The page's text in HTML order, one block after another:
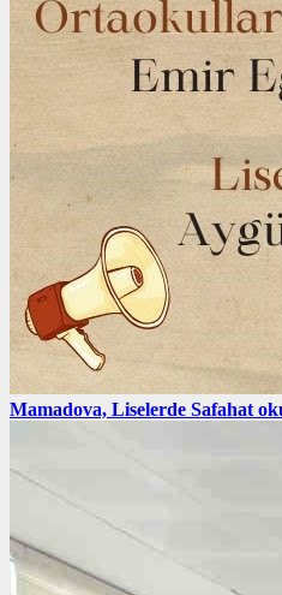
Mamadova, Liselerde Safahat